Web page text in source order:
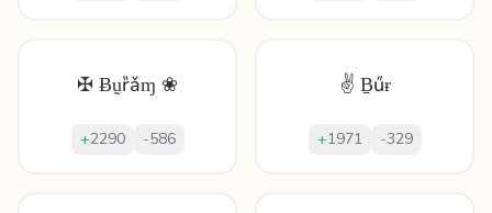
✠ Ƀṵȑǎɱ ❀
+2290 -586
✌ Ḇűɍ
+1971 -329